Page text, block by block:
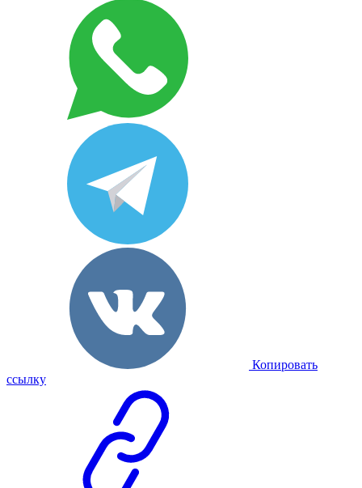
Копировать
ссылку